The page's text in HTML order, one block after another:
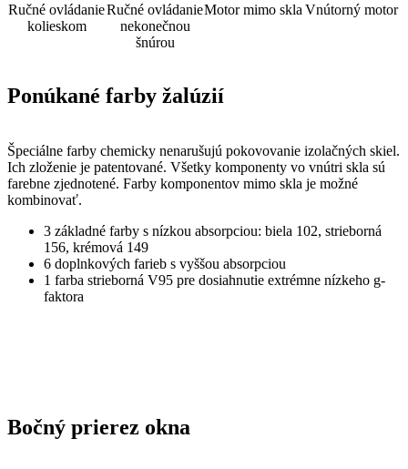
Ručné ovládanie
kolieskom
Ručné ovládanie
nekonečnou
šnúrou
Motor mimo skla Vnútorný motor
Ponúkané farby žalúzií
Špeciálne farby chemicky nenarušujú pokovovanie izolačných skiel.
Ich zloženie je patentované. Všetky komponenty vo vnútri skla sú
farebne zjednotené. Farby komponentov mimo skla je možné
kombinovať.
3 základné farby s nízkou absorpciou: biela 102, strieborná
156, krémová 149
6 doplnkových farieb s vyššou absorpciou
1 farba strieborná V95 pre dosiahnutie extrémne nízkeho g-
faktora
Bočný prierez okna